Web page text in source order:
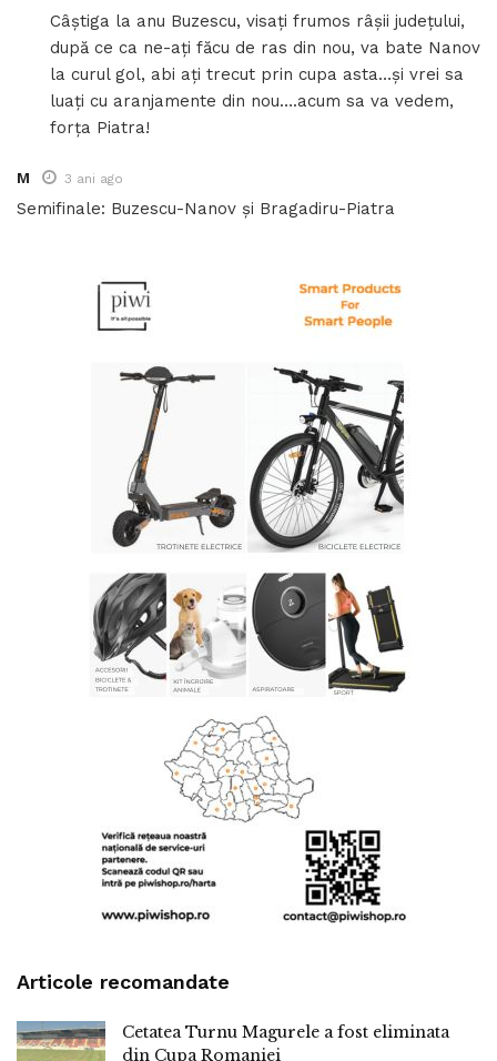
Câștiga la anu Buzescu, visați frumos râșii județului,
după ce ca ne-ați făcu de ras din nou, va bate Nanov
la curul gol, abi ați trecut prin cupa asta…și vrei sa
luați cu aranjamente din nou….acum sa va vedem,
forța Piatra!
M 3 ani ago
Semifinale: Buzescu-Nanov și Bragadiru-Piatra
Articole recomandate
Cetatea Turnu Magurele a fost eliminata
din Cupa Romaniei